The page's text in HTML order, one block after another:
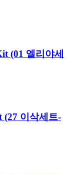
(01 엘리야세
이삭세트-